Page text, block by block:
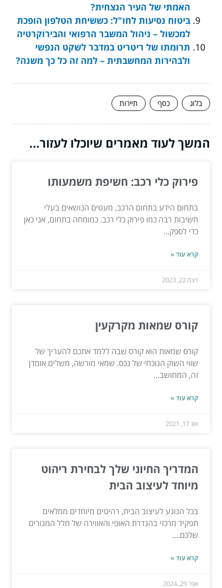
האמתי של העיר הנצחית?
ביטוח נסיעות לחו"ל: כששיחת הטלפון הופכת
למכשול – ניהול המשבר הרפואי והבירוקרטיה
תרומתו של ריטריט במדבר לשקט הנפשי
ולבהירות המחשבתית – למה זה כל כך משנה?
בלוג כסף תיירות
המשך לעוד מאמרים שיוכלו לעזור...
פירוק כלי רכב: חשיפת משמעותו
בתחום הידע בתחום הרכב, מעטים הנושאים בעלי
חשיבות רבה כמו פירוק כלי רכב. כמומחה בתחום, אני כאן
כדי לספק...
קרא עוד »
דצמ 22, 2023
קורס שמאות מקרקעין
קורס שמאות הוא קורס שבה ללמד אתכם להעריך של
שווי השוק הנוכחי של נכס. שמאי מורשה, משלים אומדן
זה, המחושב...
קרא עוד »
אוג 17, 2021
המדריך החיוני שלך לבחירת ריהוט
מיוחד לעיצוב הבית
בכל הנוגע לעיצוב הבית, רהיטים מיוחדים ממלאים
תפקיד מרכזי בהגדרת האופי והאווירה של חלל המגורים
שלכם....
קרא עוד »
אפר 29, 2024